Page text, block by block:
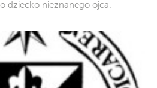
dziecko nieznanego ojca.